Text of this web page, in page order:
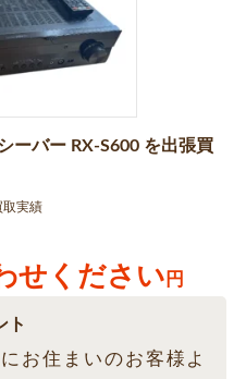
ーバー RX-S600 を出張買
取実績
せください 円
ト
お住まいのお客様よ